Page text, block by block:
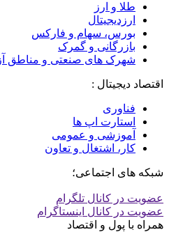
طلا و ارز
ارزدیجیتال
بورس، سهام و فارکس
بازرگانی و گمرک
شهرک های صنعتی و مناطق
اقتصاد دیجیتال :
فناوری
استارت اپ ها
آموزشی و عمومی
کار، اشتغال و تعاون
شبکه های اجتماعی؛
عضویت در کانال تلگرام
عضویت در کانال اینستاگرام
همراه با پول و اقتصاد